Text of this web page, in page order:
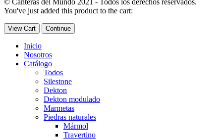
You've just added this product to the cart:
View Cart Continue
Inicio
Nosotros
Catálogo
Todos
Silestone
Dekton
Dekton modulado
Marmetas
Piedras naturales
Mármol
Travertino